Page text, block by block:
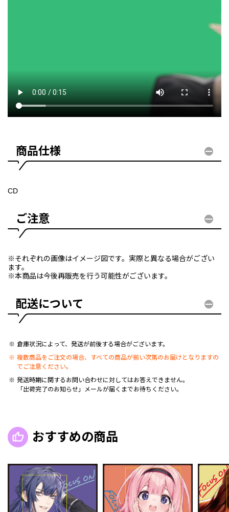
商品仕様
CD
ご注意
※それぞれの画像はイメージ図です。実際と異なる場合がござい
ます。
※本商品は今後再販売を行う可能性がございます。
配送について
倉庫状況によって、発送が前後する場合がございます。
複数商品をご注文の場合、すべての商品が揃い次第のお届けとなりますの
でご注意ください。
発送時期に関するお問い合わせに対してはお答えできません。
「出荷完了のお知らせ」メールが届くまでお待ちください。
おすすめの商品